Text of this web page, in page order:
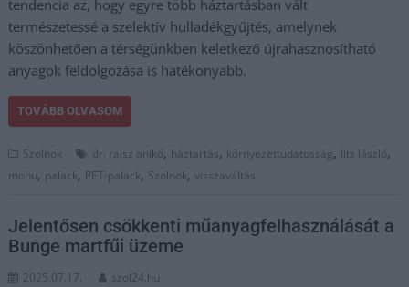
tendencia az, hogy egyre több háztartásban vált
természetessé a szelektív hulladékgyűjtés, amelynek
köszönhetően a térségünkben keletkező újrahasznosítható
anyagok feldolgozása is hatékonyabb.
TOVÁBB OLVASOM
Szolnok dr. raisz anikó, háztartás, környezettudatosság, lits lászló,
mohu, palack, PET-palack, Szolnok,visszaváltás
Jelentősen csökkenti műanyagfelhasználását a
Bunge martfűi üzeme
2025.07.17. szol24.hu